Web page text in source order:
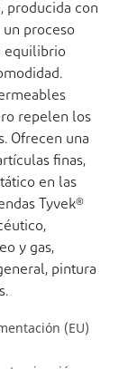
producida con
proceso
equilibrio
repelen los
Ofrecen una
finas,
en las
Tyvek®
y gas,
pintura
(EU)